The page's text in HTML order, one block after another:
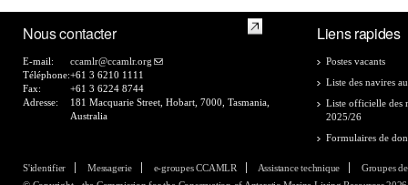
Nous contacter
E-mail:
ccamlr@ccamlr.org
Téléphone:+61 3 6210 1111
Fax:
+61 3 6224 8744
Adresse:
181 Macquarie Street, Hobart, 7000, Tasmania,
Australia
Liens rapides
Postes vacants
Liste des navires
Liste officielle des
2025/26
Formulaires de
S'identifier Messagerie e-groupes CCAMLR Assistance technique
Groupes